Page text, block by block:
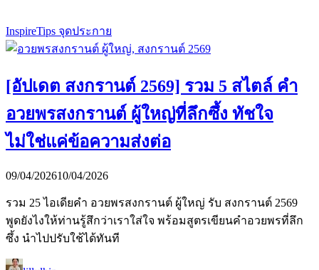
InspireTips จุดประกาย
[อัปเดต สงกรานต์ 2569] รวม 5 สไตล์ คำ
อวยพรสงกรานต์ ผู้ใหญ่ที่ลึกซึ้ง ทัชใจ
ไม่ใช่แค่ข้อความส่งต่อ
09/04/202610/04/2026
รวม 25 ไอเดียคำ อวยพรสงกรานต์ ผู้ใหญ่ รับ สงกรานต์ 2569
พูดยังไงให้ท่านรู้สึกว่าเราใส่ใจ พร้อมสูตรเขียนคำอวยพรที่ลึก
ซึ้ง นำไปปรับใช้ได้ทันที